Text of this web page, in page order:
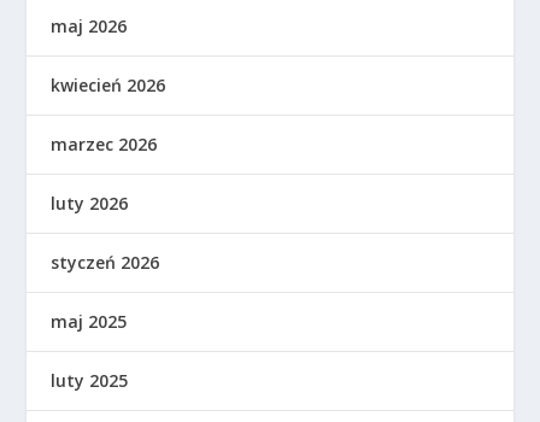
maj 2026
kwiecień 2026
marzec 2026
luty 2026
styczeń 2026
maj 2025
luty 2025